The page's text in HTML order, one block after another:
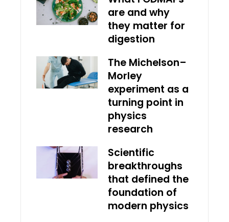
are and why
they matter for
digestion
The Michelson–
Morley
experiment as a
turning point in
physics
research
Scientific
breakthroughs
that defined the
foundation of
modern physics